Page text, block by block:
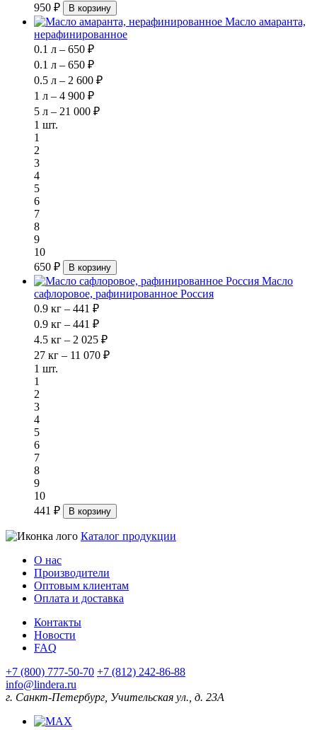
950 ₽
В корзину
Масло амаранта,
нерафинированное
0.1 л – 650 ₽
0.1 л – 650 ₽
0.5 л – 2 600 ₽
1 л – 4 900 ₽
5 л – 21 000 ₽
1 шт.
1
2
3
4
5
6
7
8
9
10
650 ₽
В корзину
Масло
сафлоровое, рафинированное Россия
0.9 кг – 441 ₽
0.9 кг – 441 ₽
4.5 кг – 2 025 ₽
27 кг – 11 070 ₽
1 шт.
1
2
3
4
5
6
7
8
9
10
441 ₽
В корзину
Каталог продукции
О нас
Производители
Оптовым клиентам
Оплата и доставка
Контакты
Новости
FAQ
+7 (800) 777-50-70 +7 (812) 242-86-88
info@lindera.ru
г. Санкт-Петербург, Учительская ул., д. 23А